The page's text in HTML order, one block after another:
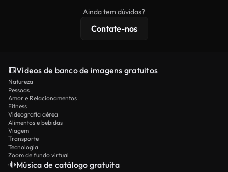
licenciamento estendidas.
Ainda tem dúvidas?
Contate-nos
Vídeos de banco de imagens gratuitos
Natureza
Pessoas
Amor e Relacionamentos
Fitness
Videografia aérea
Alimentos e bebidas
Viagem
Transporte
Tecnologia
Zoom de fundo virtual
Música de catálogo gratuita